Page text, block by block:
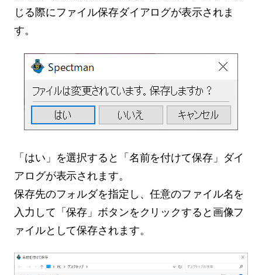
じる際にファイル保存ダイアログが表示されま
す。
「はい」を選択すると「名前を付けて保存」ダイ
アログが表示されます。
保存先のフォルダを指定し、任意のファイル名を
入力して「保存」ボタンをクリックすると画像フ
ァイルとして保存されます。